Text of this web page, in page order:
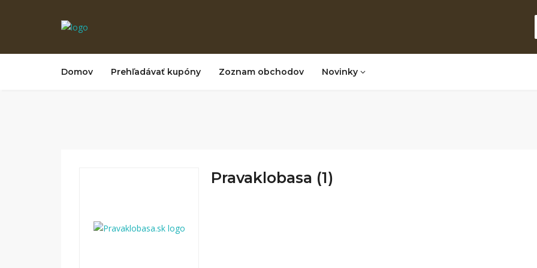
Domov Prehľadávať kupóny Zoznam obchodov Novinky
Pravaklobasa (1)